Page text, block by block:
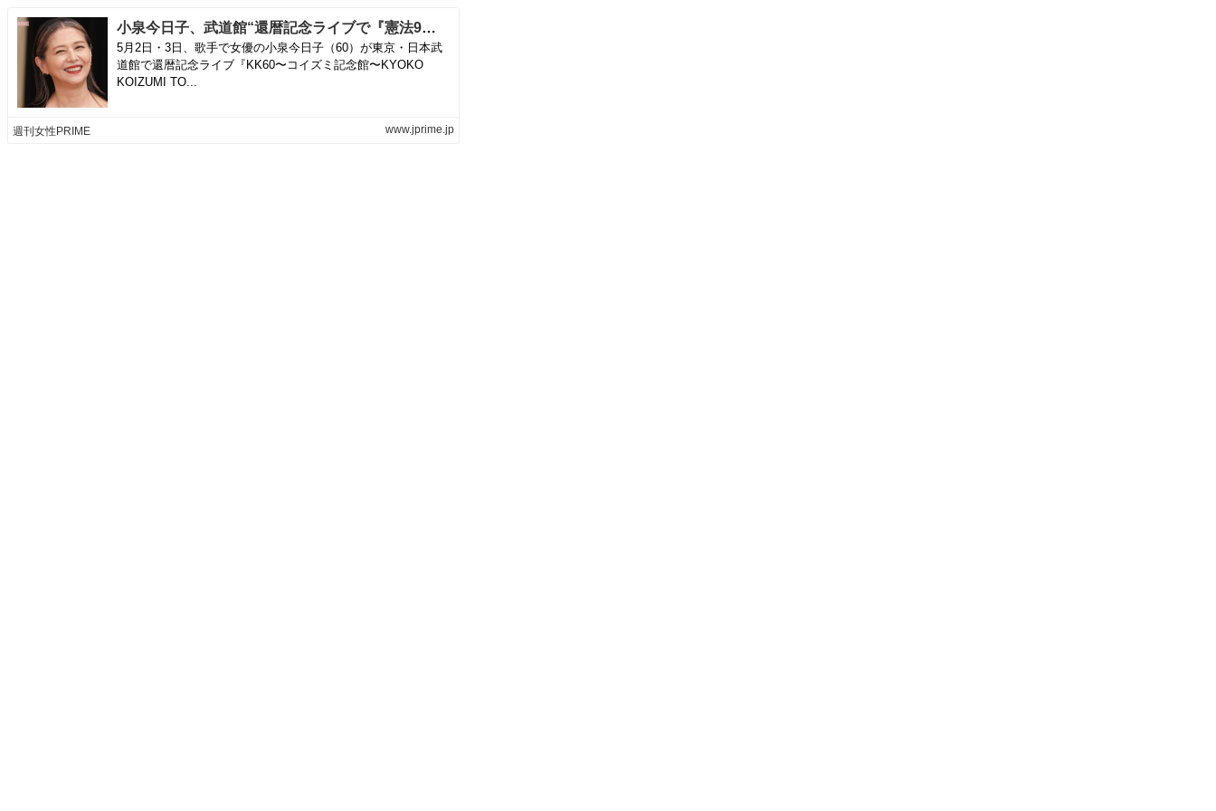
小泉今日子、武道館“還暦記念ライブで『憲法9条』朗読の演出＆戦争反対の銀テープ、賛否渦巻く政治思想の是非 | 週刊女性PRIME
5月2日・3日、歌手で女優の小泉今日子（60）が東京・日本武
道館で還暦記念ライブ『KK60〜コイズミ記念館〜KYOKO
KOIZUMI TO...
週刊女性PRIME www.jprime.jp